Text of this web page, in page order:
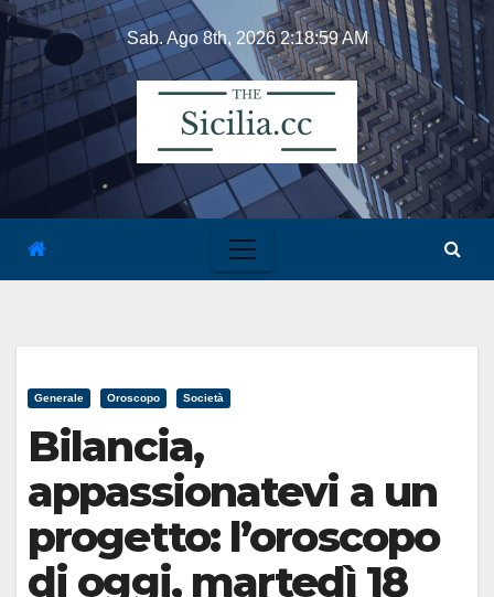
Skip
content
Sab. Ago 8th, 20262:18:59 AM
Generale Oroscopo Società
Bilancia,
appassionatevi a un
progetto: l’oroscopo
di oggi, martedì 18